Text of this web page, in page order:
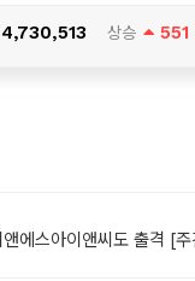
상승 551
에스아이앤씨도 출격 [